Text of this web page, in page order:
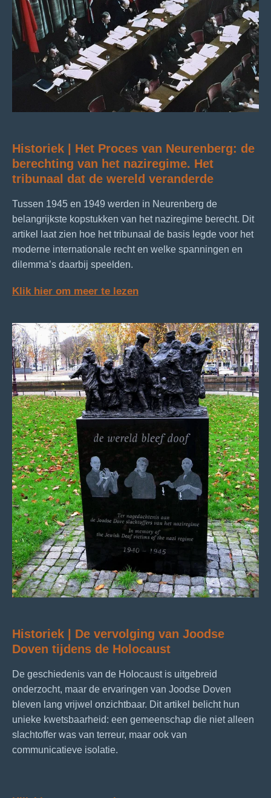
Historiek | Het Proces van Neurenberg: de
berechting van het naziregime. Het
tribunaal dat de wereld veranderde
Tussen 1945 en 1949 werden in Neurenberg de
belangrijkste kopstukken van het naziregime berecht. Dit
artikel laat zien hoe het tribunaal de basis legde voor het
moderne internationale recht en welke spanningen en
dilemma’s daarbij speelden.
Klik hier om meer te lezen
Historiek | De vervolging van Joodse
Doven tijdens de Holocaust
De geschiedenis van de Holocaust is uitgebreid
onderzocht, maar de ervaringen van Joodse Doven
bleven lang vrijwel onzichtbaar. Dit artikel belicht hun
unieke kwetsbaarheid: een gemeenschap die niet alleen
slachtoffer was van terreur, maar ook van
communicatieve isolatie.